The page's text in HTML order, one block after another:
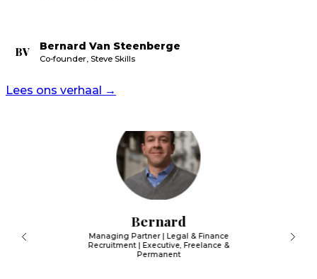
BV Bernard Van Steenberge
Co-founder, Steve Skills
Lees ons verhaal →
Bernard
Managing Partner | Legal & Finance
Recruitment | Executive, Freelance &
Permanent